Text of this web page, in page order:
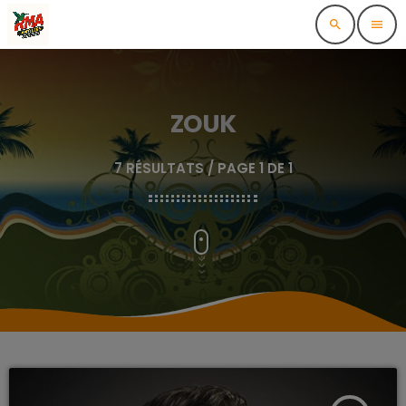
search menu
ZOUK
7 RÉSULTATS / PAGE 1 DE 1